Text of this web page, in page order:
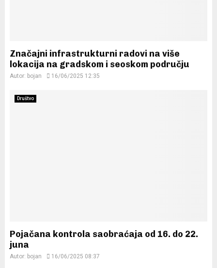
Značajni infrastrukturni radovi na više
lokacija na gradskom i seoskom području
Autor: bojan 16/06/2025 12:35
Društvo
Pojačana kontrola saobraćaja od 16. do 22.
juna
Autor: bojan 16/06/2025 08:37